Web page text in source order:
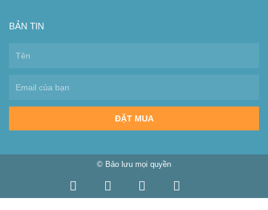
BẢN TIN
ĐẶT MUA
© Bảo lưu mọi quyền